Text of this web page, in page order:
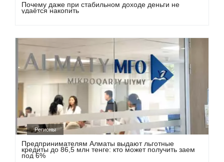
Почему даже при стабильном доходе деньги не
удаётся накопить
Регионы
Предпринимателям Алматы выдают льготные
кредиты до 86,5 млн тенге: кто может получить заем
под 6%